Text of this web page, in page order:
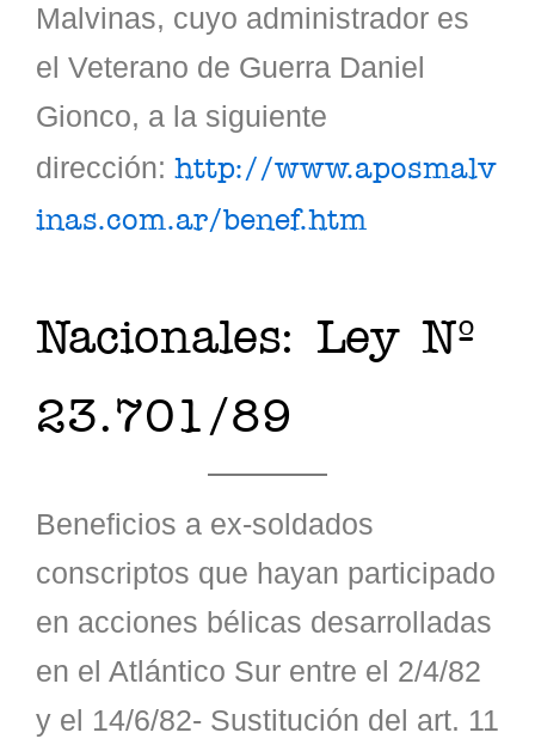
Malvinas, cuyo administrador es
el Veterano de Guerra Daniel
Gionco, a la siguiente
dirección:
http://www.aposmalv
inas.com.ar/benef.htm
Nacionales: Ley Nº
23.701/89
Beneficios a ex-soldados
conscriptos que hayan participado
en acciones bélicas desarrolladas
en el Atlántico Sur entre el 2/4/82
y el 14/6/82- Sustitución del art. 11